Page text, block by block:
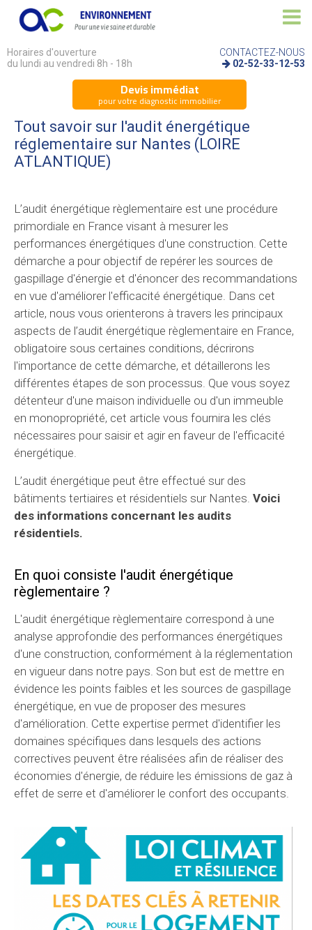
Horaires d'ouverture
du lundi au vendredi 8h - 18h
CONTACTEZ-NOUS
02-52-33-12-53
Devis immédiat
pour votre diagnostic immobilier
Tout savoir sur l'audit énergétique
réglementaire sur Nantes (LOIRE
ATLANTIQUE)
L’audit énergétique règlementaire est une procédure
primordiale en France visant à mesurer les
performances énergétiques d'une construction. Cette
démarche a pour objectif de repérer les sources de
gaspillage d'énergie et d'énoncer des recommandations
en vue d'améliorer l'efficacité énergétique. Dans cet
article, nous vous orienterons à travers les principaux
aspects de l’audit énergétique règlementaire en France,
obligatoire sous certaines conditions, décrirons
l'importance de cette démarche, et détaillerons les
différentes étapes de son processus. Que vous soyez
détenteur d'une maison individuelle ou d'un immeuble
en monopropriété, cet article vous fournira les clés
nécessaires pour saisir et agir en faveur de l'efficacité
énergétique.
L’audit énergétique peut être effectué sur des
bâtiments tertiaires et résidentiels sur Nantes. Voici
des informations concernant les audits
résidentiels.
En quoi consiste l'audit énergétique
règlementaire ?
L'audit énergétique règlementaire correspond à une
analyse approfondie des performances énergétiques
d'une construction, conformément à la réglementation
en vigueur dans notre pays. Son but est de mettre en
évidence les points faibles et les sources de gaspillage
énergétique, en vue de proposer des mesures
d'amélioration. Cette expertise permet d'identifier les
domaines spécifiques dans lesquels des actions
correctives peuvent être réalisées afin de réaliser des
économies d'énergie, de réduire les émissions de gaz à
effet de serre et d'améliorer le confort des occupants.